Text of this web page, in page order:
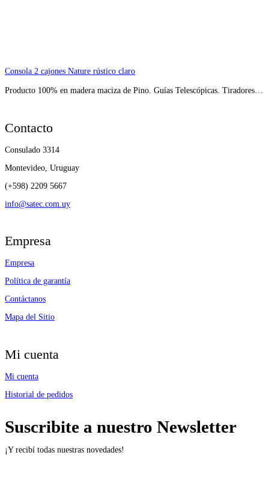
Consola 2 cajones Nature rústico claro
Producto 100% en madera maciza de Pino. Guías Telescópicas. Tiradores…
Contacto
Consulado 3314
Montevideo, Uruguay
(+598) 2209 5667
info@satec.com.uy
Empresa
Empresa
Política de garantía
Contáctanos
Mapa del Sitio
Mi cuenta
Mi cuenta
Historial de pedidos
Suscribite a nuestro Newsletter
¡Y recibí todas nuestras novedades!